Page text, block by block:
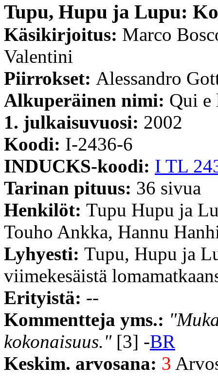
Tupu, Hupu ja Lupu:
Käsikirjoitus: Marco
Valentini
Piirrokset: Alessandro
Alkuperäinen nimi: Qui e
1. julkaisuvuosi: 2002
Koodi: I-2436-6
INDUCKS-koodi: I TL
Tarinan pituus: 36 sivua
Henkilöt: Tupu Hupu ja
Touho Ankka, Hannu
Lyhyesti: Tupu, Hupu ja
viimekesäistä
Erityistä: --
Kommentteja yms.:
kokonaisuus."[3] -BR
Keskim. arvosana: 3